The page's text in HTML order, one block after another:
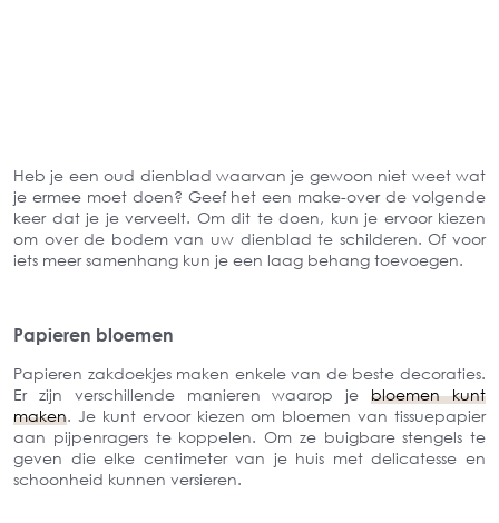
Heb je een oud dienblad waarvan je gewoon niet weet wat
je ermee moet doen? Geef het een make-over de volgende
keer dat je je verveelt. Om dit te doen, kun je ervoor kiezen
om over de bodem van uw dienblad te schilderen. Of voor
iets meer samenhang kun je een laag behang toevoegen.
Papieren bloemen
Papieren zakdoekjes maken enkele van de beste decoraties.
Er zijn verschillende manieren waarop jebloemen kunt
maken. Je kunt ervoor kiezen om bloemen van tissuepapier
aan pijpenragers te koppelen. Om ze buigbare stengels te
geven die elke centimeter van je huis met delicatesse en
schoonheid kunnen versieren.